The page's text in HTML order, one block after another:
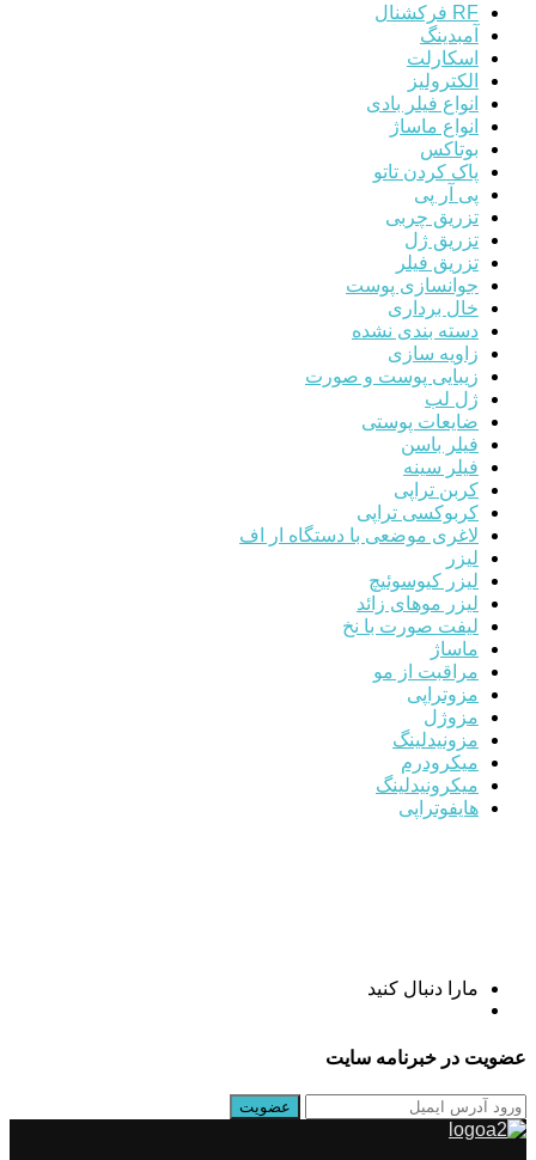
RF فرکشنال
آمبدینگ
اسکارلت
الکترولیز
انواع فیلر بادی
انواع ماساژ
بوتاکس
پاک کردن تاتو
پی آر پی
تزریق چربی
تزریق ژل
تزریق فیلر
جوانسازی پوست
خال برداری
دسته بندی نشده
زاویه سازی
زیبایی پوست و صورت
ژل لب
ضایعات پوستی
فیلر باسن
فیلر سینه
کربن تراپی
کربوکسی تراپی
لاغری موضعی با دستگاه ار اف
لیزر
لیزر کیوسوئیچ
لیزر موهای زائد
لیفت صورت با نخ
ماساژ
مراقبت از مو
مزوتراپی
مزوژل
مزونیدلینگ
میکرودرم
میکرونیدلینگ
هایفوتراپی
مارا دنبال کنید
عضویت در خبرنامه سایت